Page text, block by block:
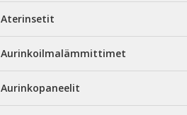
Aterinsetit
Aurinkoilmalämmittimet
Aurinkopaneelit